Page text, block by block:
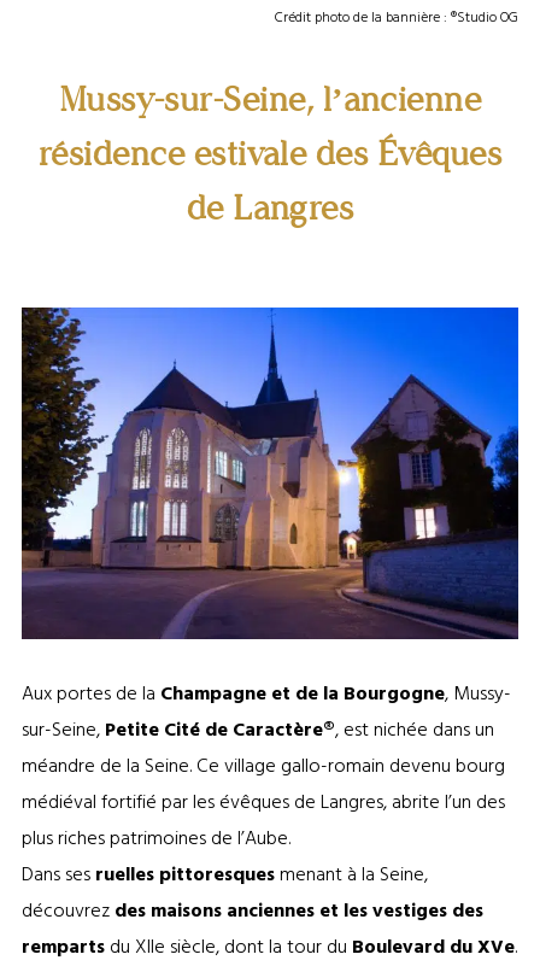
Crédit photo de la bannière : ®Studio OG
Mussy-sur-Seine, l’ancienne
résidence estivale des Évêques
de Langres
Aux portes de la Champagne et de la Bourgogne, Mussy-
sur-Seine,Petite Cité de Caractère®, est nichée dans un
méandre de la Seine. Ce village gallo-romain devenu bourg
médiéval fortifié par les évêques de Langres, abrite l’un des
plus riches patrimoines de l’Aube.
Dans sesruelles pittoresquesmenant à la Seine,
découvrezdes maisons anciennes et les vestiges des
rempartsdu XIIe siècle, dont la tour du Boulevard du XVe.